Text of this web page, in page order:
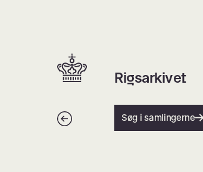
Hjem | Home
Rigsarkivet
Tilbage Søg i samlingerne